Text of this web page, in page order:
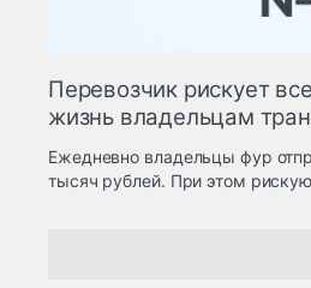
Перевозчик рискует
жизнь владельцам
Ежедневно владельцы фур
тысяч рублей. При этом